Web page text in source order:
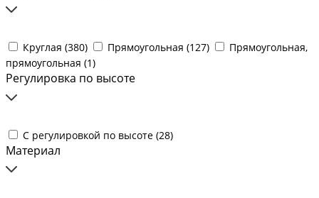
Круглая (380) Прямоугольная (127)
Прямоугольная,
прямоугольная (1)
Регулировка по высоте
С регулировкой по высоте (28)
Материал